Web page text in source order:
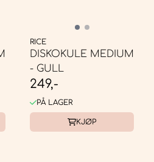
RICE
DISKOKULE MEDIUM
- GULL
249,-
PÅ LAGER
KJØP